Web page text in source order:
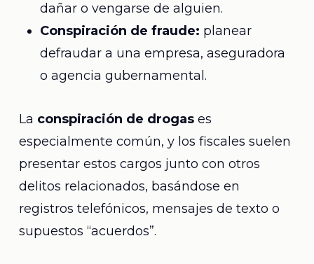
dañar o vengarse de alguien.
Conspiración de fraude: planear
defraudar a una empresa, aseguradora
o agencia gubernamental.
La conspiración de drogases
especialmente común, y los fiscales suelen
presentar estos cargos junto con otros
delitos relacionados, basándose en
registros telefónicos, mensajes de texto o
supuestos “acuerdos”.